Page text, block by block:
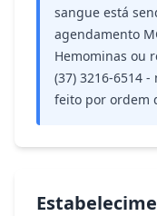
sangue está
agendamento
Hemominas ou
(37) 3216-6514
feito por ordem